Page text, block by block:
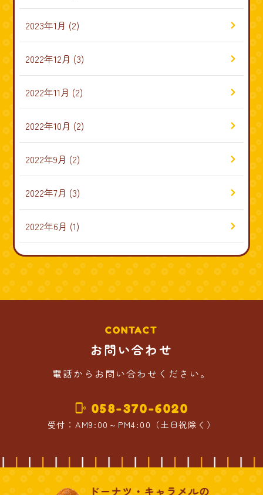
2023年1月 (2)
2022年12月 (3)
2022年11月 (2)
2022年10月 (2)
2022年9月 (2)
2022年7月 (3)
2022年6月 (1)
CONTACT
お問い合わせ
電話からお問い合わせください。
phonelink_ring 058-370-6020
受付：AM9:00～PM4:00（土日祝除く）